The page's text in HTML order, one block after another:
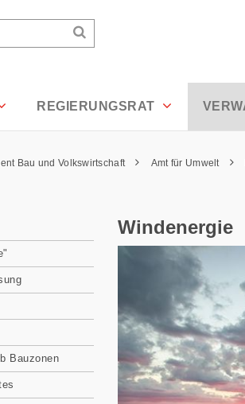
Suchen
REGIERUNGSRAT
Bau und Volkswirtschaft Amt für Umwelt
Bauzonen
Windenergie